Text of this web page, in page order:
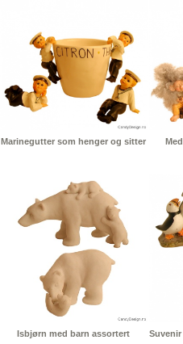
Marinegutter som henger og sitter
Isbjørn med barn assortert